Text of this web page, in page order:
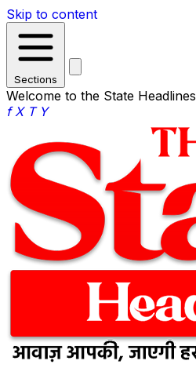
Skip to content
Sections
Welcome to the State Headlines
f X T Y